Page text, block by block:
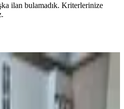
ilan bulamadık. Kriterlerinize
Avm Civarı Satılık
Ersoy Mahallesi